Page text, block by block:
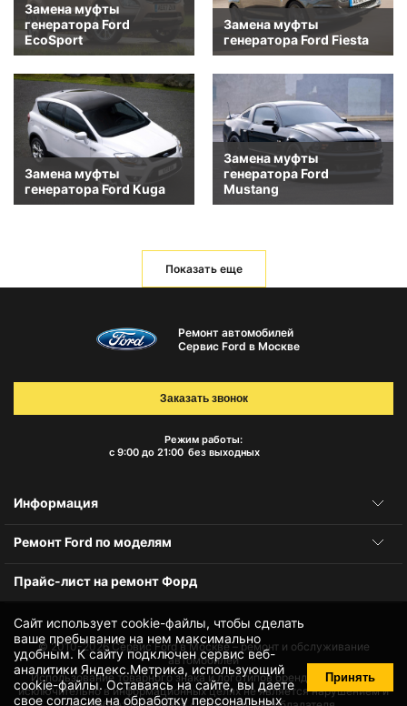
Замена муфты
генератора Ford
EcoSport
Замена муфты
генератора Ford Fiesta
Замена муфты
генератора Ford Kuga
Замена муфты
генератора Ford
Mustang
Показать еще
Сайт использует cookie-файлы, чтобы сделать
ваше пребывание на нем максимально
удобным. К cайту подключен сервис веб-
аналитики Яндекс.Метрика, использующий
cookie-файлы. Оставаясь на сайте, вы даете
своесогласие на обработку персональных
Принять
Ремонт автомобилей
Сервис Ford в Москве
Режим работы:
с 9:00 до 21:00 без выходных
Заказать звонок
Информация
Ремонт Ford по моделям
Прайс-лист на ремонт Форд
© 2010-2026Сервис Ford в Москве – ремонт и обслуживание
автомобилей
Использование товарного знака и логотипов бренда происходит
исключительно в информационных целях не является нарушением и